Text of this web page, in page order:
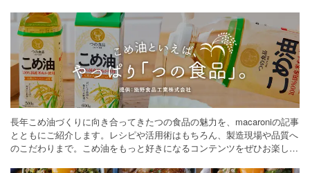
長年こめ油づくりに向き合ってきたつの食品の魅力を、macaroniの記事
とともにご紹介します。レシピや活用術はもちろん、製造現場や品質へ
のこだわりまで。こめ油をもっと好きになるコンテンツをぜひお楽しみ